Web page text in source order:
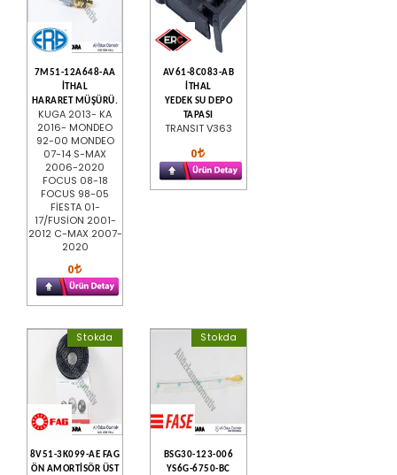
7M51-12A648-AA
İTHAL
HARARET MÜŞÜRÜ.
KUGA 2013- KA
2016- MONDEO
92-00 MONDEO
07-14 S-MAX
2006-2020
FOCUS 08-18
FOCUS 98-05
FİESTA 01-
17/FUSİON 2001-
2012 C-MAX 2007-
2020
0
AV61-8C083-AB
İTHAL
YEDEK SU DEPO
TAPASI
TRANSIT V363
0
Stokda
8V51-3K099-AE FAG
ÖN AMORTİSÖR ÜST
Stokda
BSG30-123-006
YS6G-6750-BC